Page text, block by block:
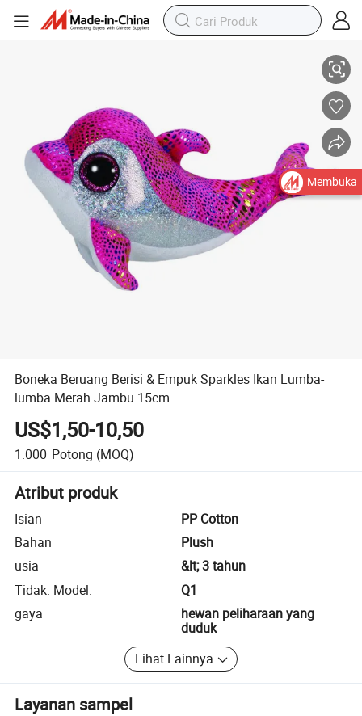
Boneka Beruang Berisi & Empuk Sparkles Ikan Lumba-
lumba Merah Jambu 15cm
US$1,50-10,50
1.000 Potong (MOQ)
Atribut produk
Isian
PP Cotton
Bahan
Plush
usia
&lt; 3 tahun
Tidak. Model.
Q1
gaya
hewan peliharaan yang
duduk
Lihat Lainnya
Layanan sampel
Membuka